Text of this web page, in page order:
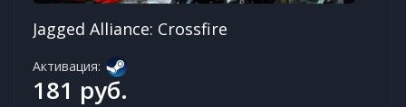
Jagged Alliance: Crossfire
Активация:
181 руб.